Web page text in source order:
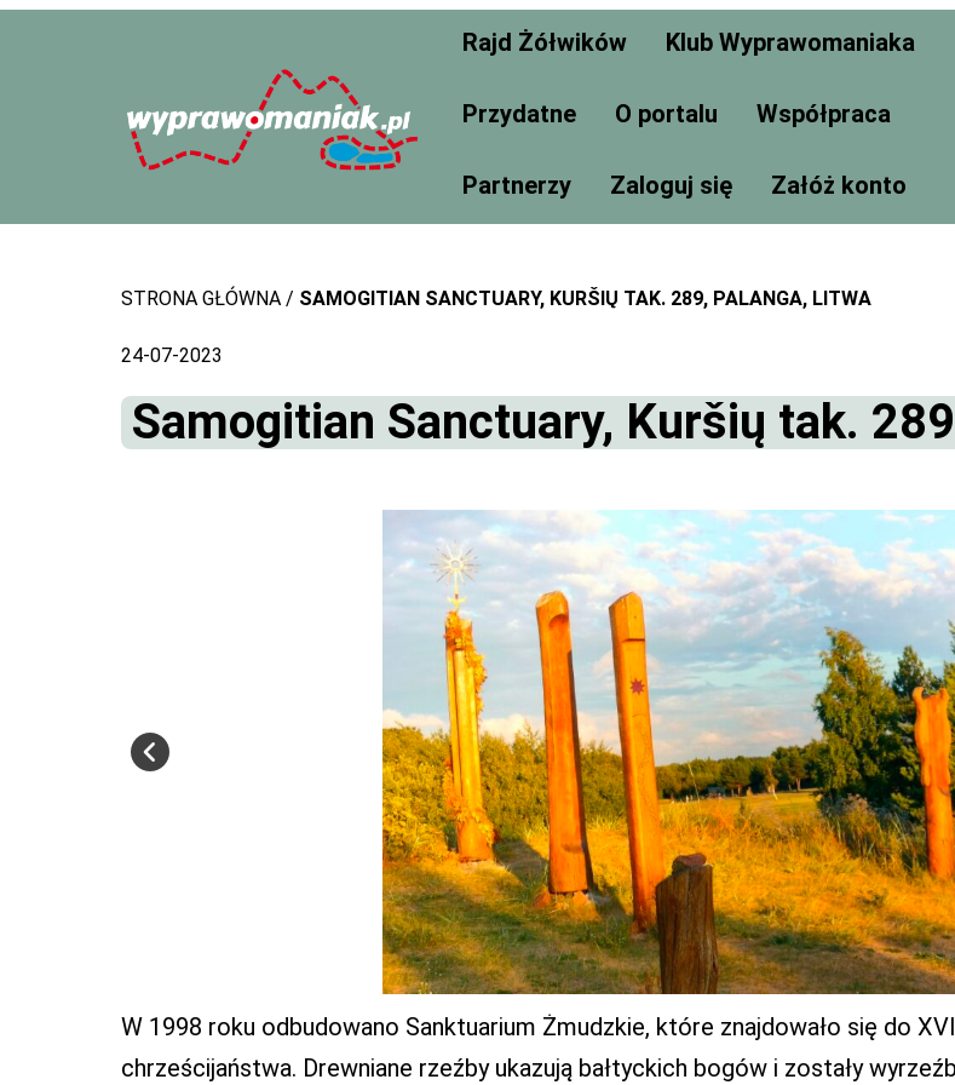
Rajd Żółwików Klub Wyprawomaniaka
Przydatne O portalu Współpraca
Partnerzy Zaloguj się Załóż konto
STRONA GŁÓWNA SAMOGITIAN SANCTUARY, KURŠIŲ TAK. 289, PALANGA, LITWA
24-07-2023
Samogitian Sanctuary, Kuršių tak.
W 1998 roku odbudowano Sanktuarium Żmudzkie, które znajdowało się do
chrześcijaństwa. Drewniane rzeźby ukazują bałtyckich bogów i zostały